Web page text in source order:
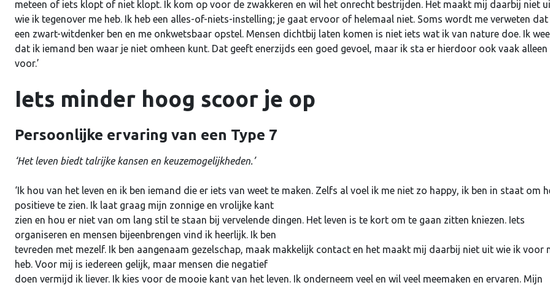
meteen of iets klopt of niet klopt. Ik kom op voor de zwakkeren en wil het onrecht bestrijden. Het maakt mij daarbij niet
wie ik tegenover me heb. Ik heb een alles-of-niets-instelling; je gaat ervoor of helemaal niet. Soms wordt me verweten dat
een zwart-witdenker ben en me onkwetsbaar opstel. Mensen dichtbij laten komen is niet iets wat ik van nature doe. Ik
dat ik iemand ben waar je niet omheen kunt. Dat geeft enerzijds een goed gevoel, maar ik sta er hierdoor ook vaak alleen
voor.’
Iets minder hoog scoor je op
Persoonlijke ervaring van een Type 7
‘Het leven biedt talrijke kansen en keuzemogelijkheden.’
‘Ik hou van het leven en ik ben iemand die er iets van weet te maken. Zelfs al voel ik me niet zo happy, ik ben in staat om
positieve te zien. Ik laat graag mijn zonnige en vrolijke kant
zien en hou er niet van om lang stil te staan bij vervelende dingen. Het leven is te kort om te gaan zitten kniezen. Iets
organiseren en mensen bijeenbrengen vind ik heerlijk. Ik ben
tevreden met mezelf. Ik ben aangenaam gezelschap, maak makkelijk contact en het maakt mij daarbij niet uit wie ik voor
heb. Voor mij is iedereen gelijk, maar mensen die negatief
doen vermijd ik liever. Ik kies voor de mooie kant van het leven. Ik onderneem veel en wil veel meemaken en ervaren. Mijn